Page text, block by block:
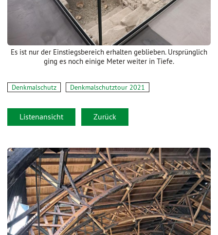
Es ist nur der Einstiegsbereich erhalten geblieben. Ursprünglich
ging es noch einige Meter weiter in Tiefe.
Denkmalschutz Denkmalschutztour 2021
Listenansicht Zurück